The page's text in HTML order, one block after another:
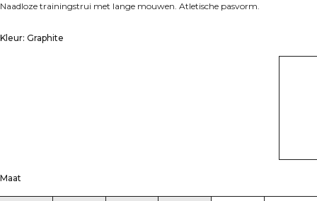
Naadloze trainingstrui met lange mouwen. Atletische pasvorm.
Kleur: Graphite
Maat